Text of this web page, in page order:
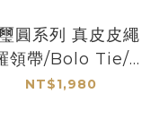
圓系列 真皮皮繩
領帶/Bolo Tie/美
式領帶 - 新品
NT$1,980